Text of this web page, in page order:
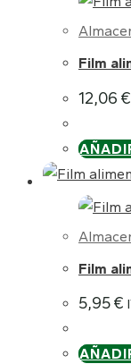
Film
12,06 €
Film
5,95€